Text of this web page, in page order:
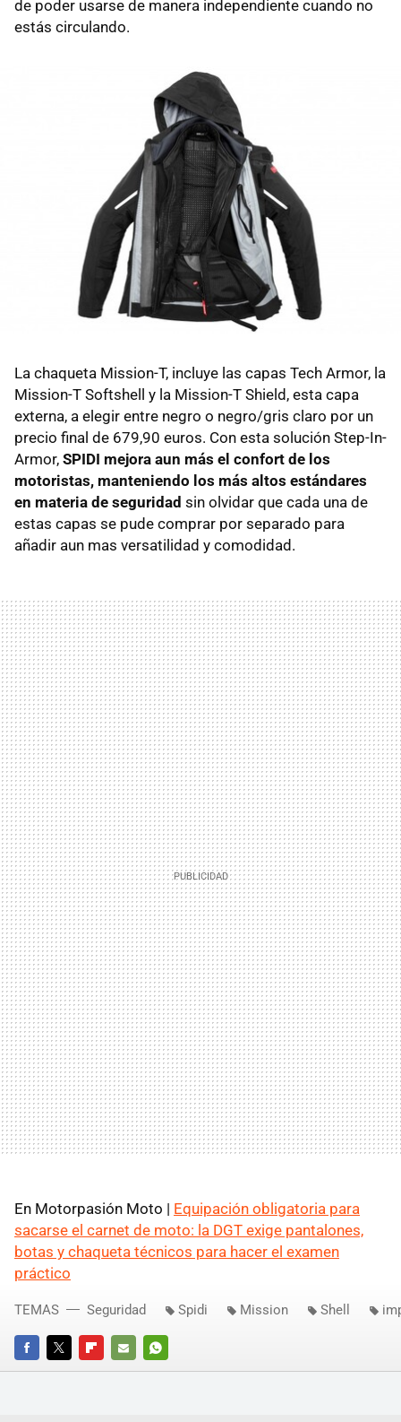
de poder usarse de manera independiente cuando no
estás circulando.
La chaqueta Mission-T, incluye las capas Tech Armor, la
Mission-T Softshell y la Mission-T Shield, esta capa
externa, a elegir entre negro o negro/gris claro por un
precio final de 679,90 euros. Con esta solución Step-In-
Armor, SPIDI mejora aun más el confort de los
motoristas, manteniendo los más altos estándares
en materia de seguridad sin olvidar que cada una de
estas capas se pude comprar por separado para
añadir aun mas versatilidad y comodidad.
En Motorpasión Moto | Equipación obligatoria para
sacarse el carnet de moto: la DGT exige pantalones,
botas y chaqueta técnicos para hacer el examen
práctico
FACEBOOKTWITTERFLIPBOARD
E-
WHATSAPP
TEMAS Seguridad Spidi Mission Shell